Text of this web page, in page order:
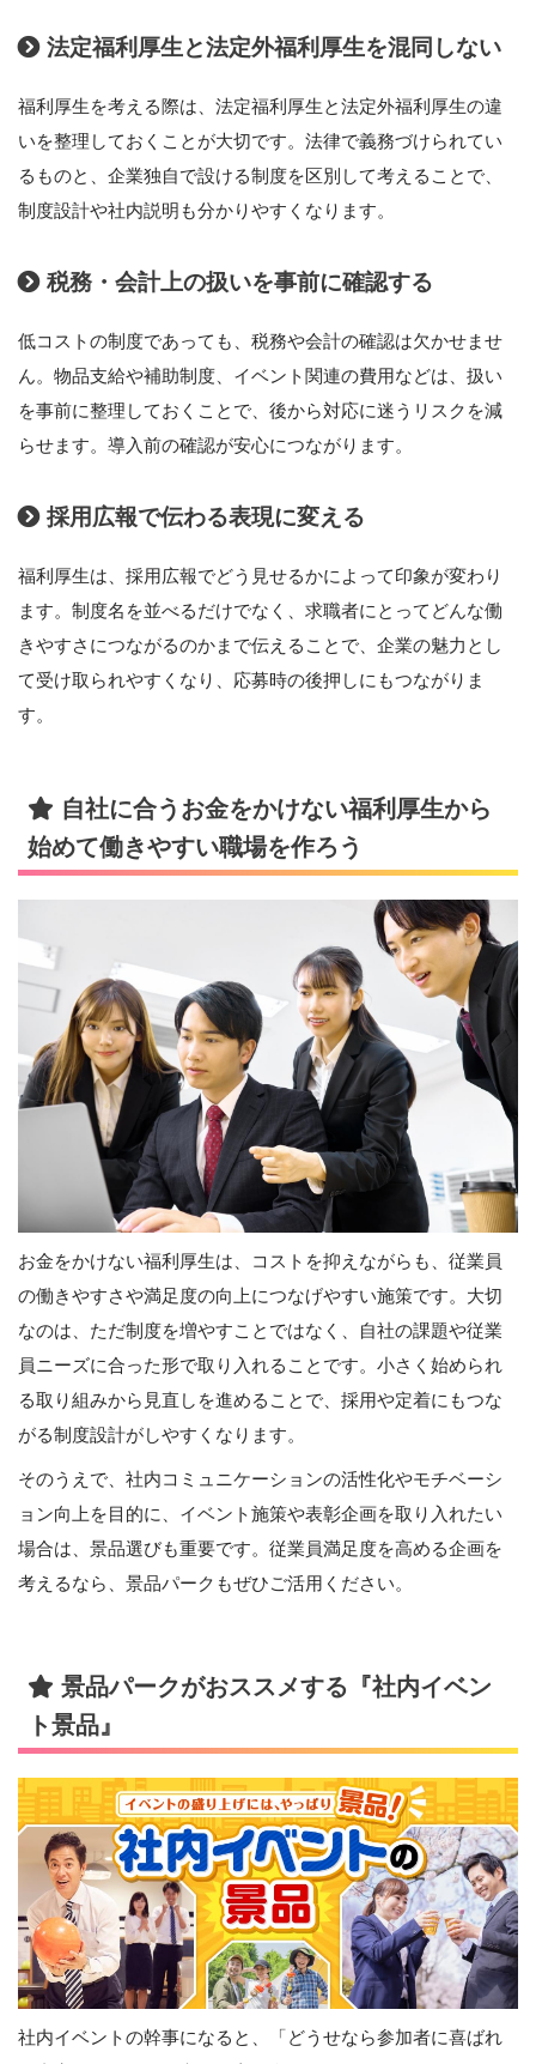
法定福利厚生と法定外福利厚生を混同しない
福利厚生を考える際は、法定福利厚生と法定外福利厚生の違
いを整理しておくことが大切です。法律で義務づけられてい
るものと、企業独自で設ける制度を区別して考えることで、
制度設計や社内説明も分かりやすくなります。
税務・会計上の扱いを事前に確認する
低コストの制度であっても、税務や会計の確認は欠かせませ
ん。物品支給や補助制度、イベント関連の費用などは、扱い
を事前に整理しておくことで、後から対応に迷うリスクを減
らせます。導入前の確認が安心につながります。
採用広報で伝わる表現に変える
福利厚生は、採用広報でどう見せるかによって印象が変わり
ます。制度名を並べるだけでなく、求職者にとってどんな働
きやすさにつながるのかまで伝えることで、企業の魅力とし
て受け取られやすくなり、応募時の後押しにもつながりま
す。
自社に合うお金をかけない福利厚生から
始めて働きやすい職場を作ろう
お金をかけない福利厚生は、コストを抑えながらも、従業員
の働きやすさや満足度の向上につなげやすい施策です。大切
なのは、ただ制度を増やすことではなく、自社の課題や従業
員ニーズに合った形で取り入れることです。小さく始められ
る取り組みから見直しを進めることで、採用や定着にもつな
がる制度設計がしやすくなります。
そのうえで、社内コミュニケーションの活性化やモチベーシ
ョン向上を目的に、イベント施策や表彰企画を取り入れたい
場合は、景品選びも重要です。従業員満足度を高める企画を
考えるなら、景品パークもぜひご活用ください。
景品パークがおススメする『社内イベン
ト景品』
社内イベントの幹事になると、「どうせなら参加者に喜ばれ